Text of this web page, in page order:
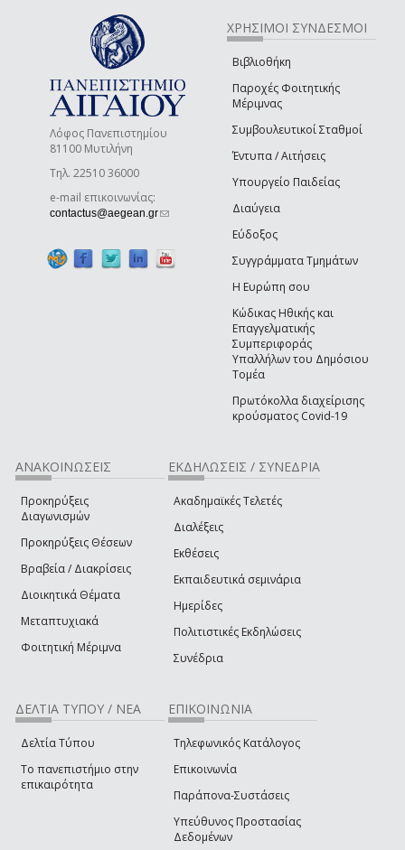
Λόφος Πανεπιστημίου
81100 Μυτιλήνη
Τηλ. 22510 36000
e-mail επικοινωνίας:
contactus@aegean.gr(link sends e-mail)
ΧΡΗΣΙΜΟΙ ΣΥΝΔΕΣΜΟΙ
Βιβλιοθήκη
Παροχές Φοιτητικής
Μέριμνας
Συμβουλευτικοί Σταθμοί
Έντυπα / Αιτήσεις
Υπουργείο Παιδείας
Διαύγεια
Εύδοξος
Συγγράμματα Τμημάτων
Η Ευρώπη σου
Κώδικας Ηθικής και
Επαγγελματικής
Συμπεριφοράς
Υπαλλήλων του Δημόσιου
Τομέα
Πρωτόκολλα διαχείρισης
κρούσματος Covid-19
ΑΝΑΚΟΙΝΩΣΕΙΣ
Προκηρύξεις
Διαγωνισμών
Προκηρύξεις Θέσεων
Βραβεία / Διακρίσεις
Διοικητικά Θέματα
Μεταπτυχιακά
Φοιτητική Μέριμνα
ΕΚΔΗΛΩΣΕΙΣ / ΣΥΝΕΔΡΙΑ
Ακαδημαϊκές Τελετές
Διαλέξεις
Εκθέσεις
Εκπαιδευτικά σεμινάρια
Ημερίδες
Πολιτιστικές Εκδηλώσεις
Συνέδρια
ΔΕΛΤΙΑ ΤΥΠΟΥ / ΝΕΑ
Δελτία Τύπου
Το πανεπιστήμιο στην
επικαιρότητα
ΕΠΙΚΟΙΝΩΝΙΑ
Τηλεφωνικός Κατάλογος
Επικοινωνία
Παράπονα-Συστάσεις
Υπεύθυνος Προστασίας
Δεδομένων